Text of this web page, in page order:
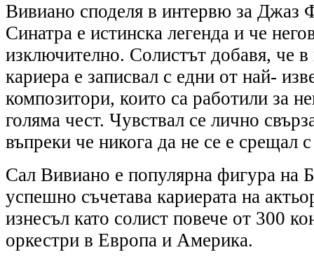
Вивиано споделя в интервю за Джаз
Синатра е истинска легенда и че
изключително. Солистът добавя, че в
кариера е записвал с едни от най-
композитори, които са работили за
голяма чест. Чувствал се лично
въпреки че никога да не се е срещал
Сал Вивиано е популярна фигура на
успешно съчетава кариерата на
изнесъл като солист повече от 300
оркестри в Европа и Америка.